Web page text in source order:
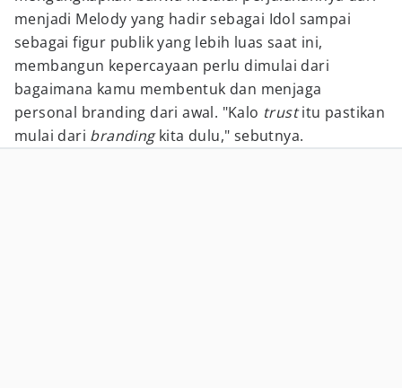
menjadi Melody yang hadir sebagai Idol sampai
sebagai figur publik yang lebih luas saat ini,
membangun kepercayaan perlu dimulai dari
bagaimana kamu membentuk dan menjaga
personal branding dari awal. "Kalo trustitu pastikan
mulai dari brandingkita dulu," sebutnya.